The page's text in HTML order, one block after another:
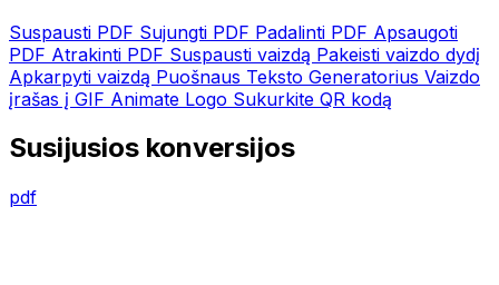
Suspausti PDF Sujungti PDF Padalinti PDF Apsaugoti
PDF Atrakinti PDF Suspausti vaizdą Pakeisti vaizdo dydį
Apkarpyti vaizdą Puošnaus Teksto Generatorius Vaizdo
įrašas į GIF Animate Logo Sukurkite QR kodą
Susijusios konversijos
pdf